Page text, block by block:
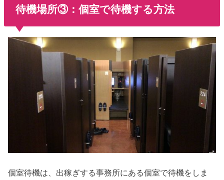
待機場所③：個室で待機する方法
個室待機は、出稼ぎする事務所にある個室で待機をしま